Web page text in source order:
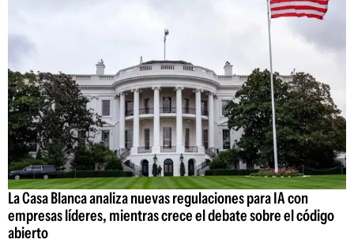
La Casa Blanca analiza nuevas regulaciones para IA con
empresas líderes, mientras crece el debate sobre el código
abierto